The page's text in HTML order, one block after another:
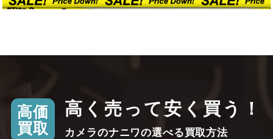
高価
買取
高く売って安く買う！
カメラのナニワの選べる買取方法